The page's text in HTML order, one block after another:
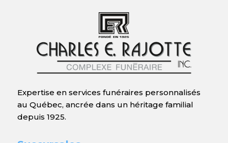
Expertise en services funéraires personnalisés
au Québec, ancrée dans un héritage familial
depuis 1925.